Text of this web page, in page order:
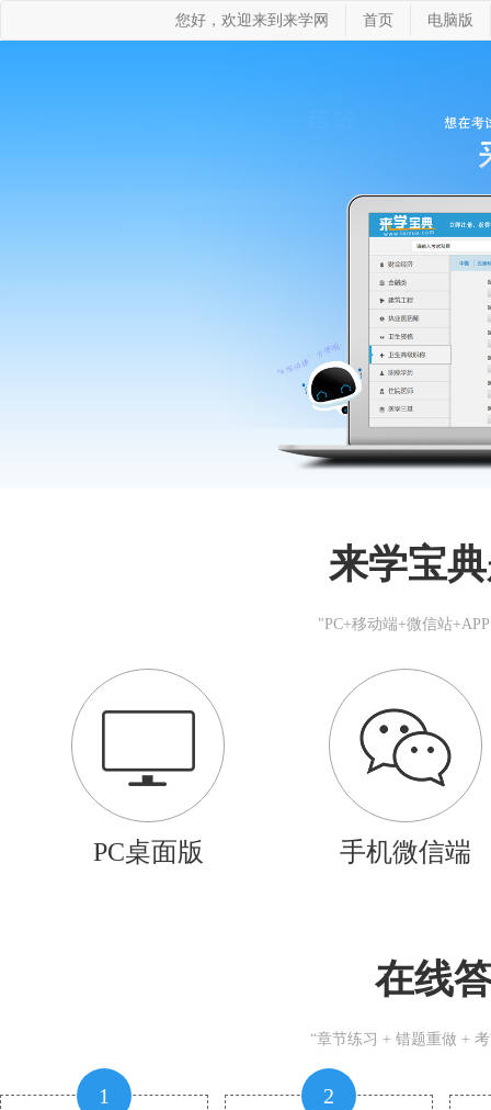
您好，欢迎来到来学网 首页 电脑版
来学宝
"PC+移动端+微信站
PC桌面版 手机微信端
在线
“章节练习 + 错题重做 +
1 2